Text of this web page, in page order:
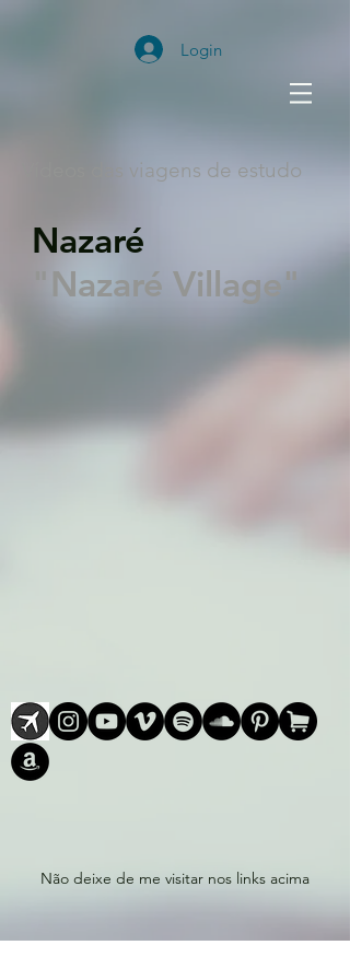
Login
Vídeos das viagens de estudo
Nazaré
"Nazaré Village"
Não deixe de me visitar nos links acima